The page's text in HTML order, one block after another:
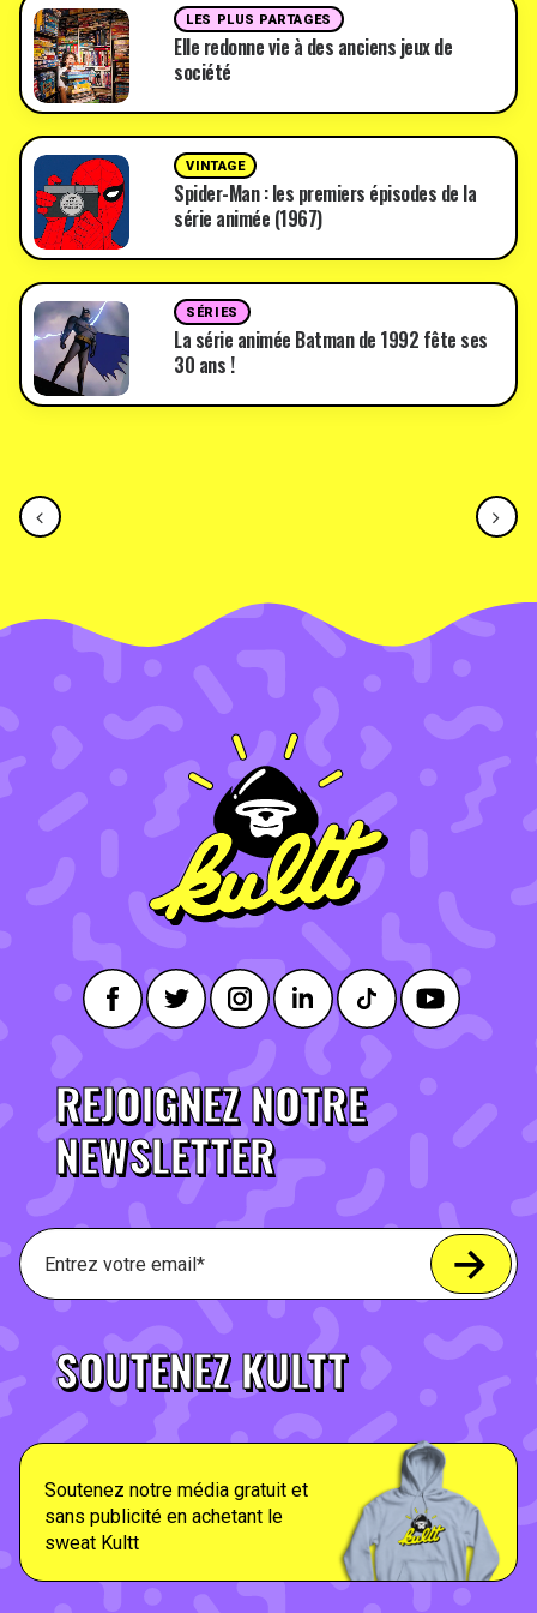
LES PLUS PARTAGES
Elle redonne vie à des anciens jeux de
société
VINTAGE
Spider-Man : les premiers épisodes de la
série animée (1967)
SÉRIES
La série animée Batman de 1992 fête ses
30 ans !
REJOIGNEZ NOTRE
NEWSLETTER
SOUTENEZ KULTT
Soutenez notre média gratuit et
sans publicité en achetant le
sweat Kultt